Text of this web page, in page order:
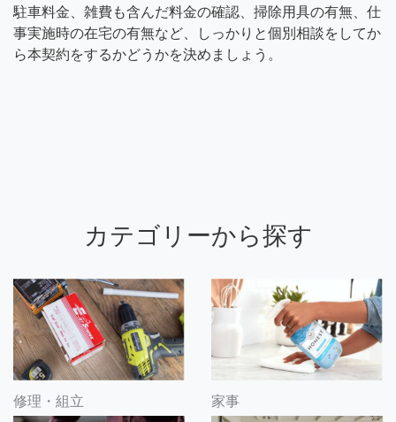
駐車料金、雑費も含んだ料金の確認、掃除用具の有無、仕
事実施時の在宅の有無など、しっかりと個別相談をしてか
ら本契約をするかどうかを決めましょう。
カテゴリーから探す
修理・組立 家事